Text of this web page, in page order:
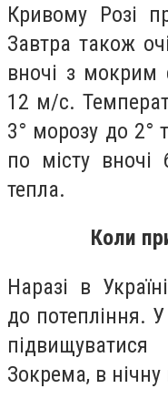
Кривому Розі
Завтра також
вночі з мокрим
12 м/с.
3° морозу до 2°
по місту вночі
тепла.
Коли
Наразі в
до потепління.
Зокрема, в нічну